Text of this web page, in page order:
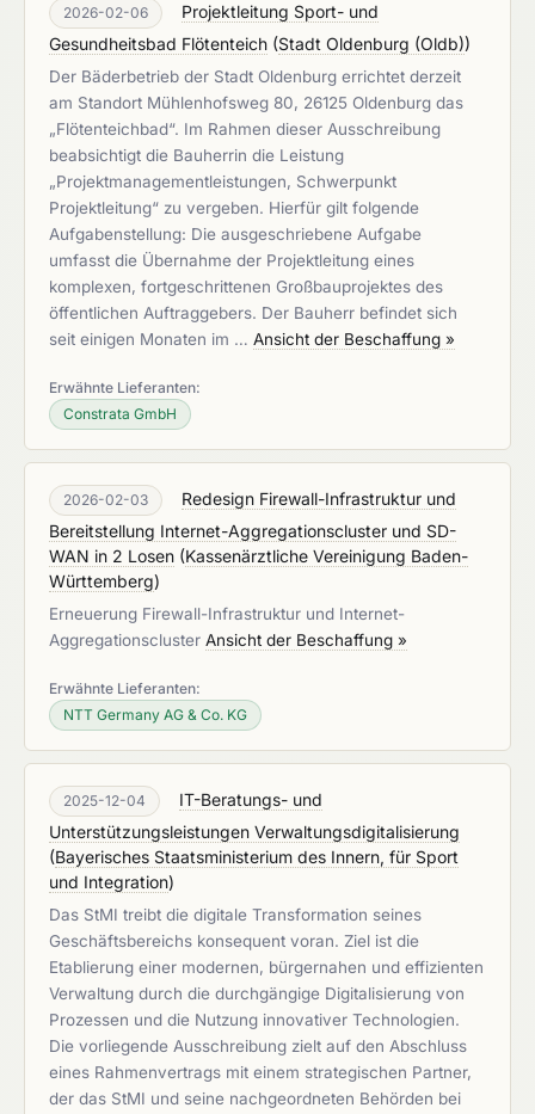
2026-02-06
Projektleitung Sport- und
Gesundheitsbad Flötenteich (Stadt Oldenburg (Oldb))
Der Bäderbetrieb der Stadt Oldenburg errichtet derzeit
am Standort Mühlenhofsweg 80, 26125 Oldenburg das
„Flötenteichbad“. Im Rahmen dieser Ausschreibung
beabsichtigt die Bauherrin die Leistung
„Projektmanagementleistungen, Schwerpunkt
Projektleitung“ zu vergeben. Hierfür gilt folgende
Aufgabenstellung: Die ausgeschriebene Aufgabe
umfasst die Übernahme der Projektleitung eines
komplexen, fortgeschrittenen Großbauprojektes des
öffentlichen Auftraggebers. Der Bauherr befindet sich
seit einigen Monaten im … Ansicht der Beschaffung »
Erwähnte Lieferanten:
Constrata GmbH
2026-02-03
Redesign Firewall-Infrastruktur und
Bereitstellung Internet-Aggregationscluster und SD-
WAN in 2 Losen (Kassenärztliche Vereinigung Baden-
Württemberg)
Erneuerung Firewall-Infrastruktur und Internet-
Aggregationscluster Ansicht der Beschaffung »
Erwähnte Lieferanten:
NTT Germany AG & Co. KG
2025-12-04
IT-Beratungs- und
Unterstützungsleistungen Verwaltungsdigitalisierung
(Bayerisches Staatsministerium des Innern, für Sport
und Integration)
Das StMI treibt die digitale Transformation seines
Geschäftsbereichs konsequent voran. Ziel ist die
Etablierung einer modernen, bürgernahen und effizienten
Verwaltung durch die durchgängige Digitalisierung von
Prozessen und die Nutzung innovativer Technologien.
Die vorliegende Ausschreibung zielt auf den Abschluss
eines Rahmenvertrags mit einem strategischen Partner,
der das StMI und seine nachgeordneten Behörden bei